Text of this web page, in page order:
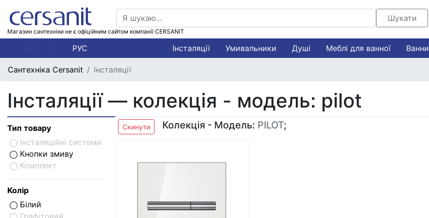
Магазин сантехніки не є офіційним сайтом компанії CERSANIT
Шукати
РУС Інсталяції Умивальники Душі Меблі для ванної Ванни
Сантехніка Cersanit Інсталяції
Інсталяції — колекція - модель: pilot
Тип товару
Інсталяційні системи
Кнопки змиву
Комплект
Колір
Білий
Графітовий
Скинути Колекція - Модель: PILOT;